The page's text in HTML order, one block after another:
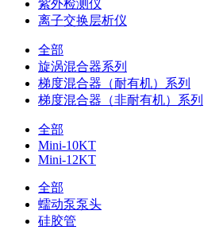
紫外检测仪
离子交换层析仪
全部
旋涡混合器系列
梯度混合器（耐有机）系列
梯度混合器（非耐有机）系列
全部
Mini-10KT
Mini-12KT
全部
蠕动泵泵头
硅胶管